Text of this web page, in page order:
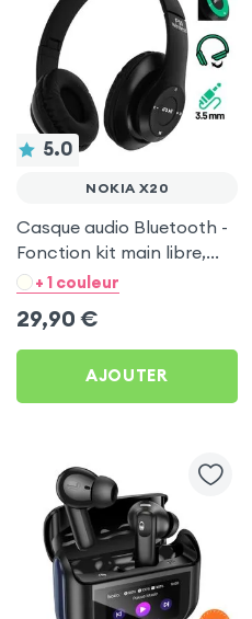
5.0
NOKIA X20
Casque audio Bluetooth -
Fonction kit main libre,
pliable - Noir pour Nokia
+ 1 couleur
29,90 €
AJOUTER